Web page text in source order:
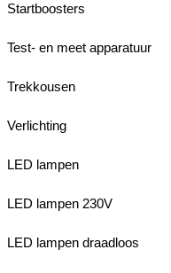
Startboosters
Test- en meet apparatuur
Trekkousen
Verlichting
LED lampen
LED lampen 230V
LED lampen draadloos